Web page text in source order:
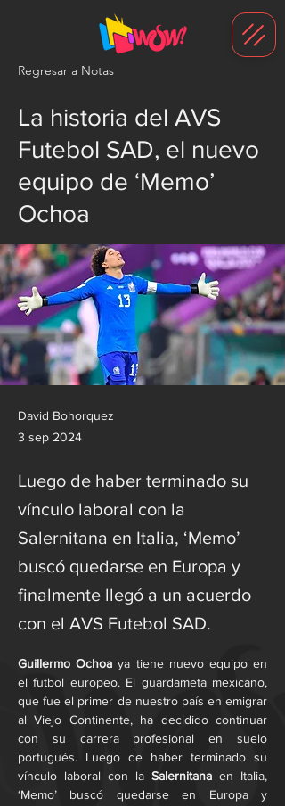
Regresar a Notas
La historia del AVS
Futebol SAD, el nuevo
equipo de ‘Memo’
Ochoa
David Bohorquez
3 sep 2024
Luego de haber terminado su
vínculo laboral con la
Salernitana en Italia, ‘Memo’
buscó quedarse en Europa y
finalmente llegó a un acuerdo
con el AVS Futebol SAD.
Guillermo Ochoa ya tiene nuevo equipo en
el futbol europeo. El guardameta mexicano,
que fue el primer de nuestro país en emigrar
al Viejo Continente, ha decidido continuar
con su carrera profesional en suelo
portugués. Luego de haber terminado su
vínculo laboral con la Salernitana en Italia,
‘Memo’ buscó quedarse en Europa y